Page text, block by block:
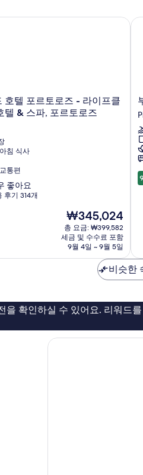
텔 & 스파, 포르토로즈
침 식사
통편
좋아요
후기 314개
현
재
요
금
₩345,024
₩345,024
총 요금: ₩399,582
세금 및 수수료 포함
9월 4일 ~ 9월 5일
텔 포르토로즈 - 라이프클래스 부
비슷한
을 확인하실 수 있어요. 리워드